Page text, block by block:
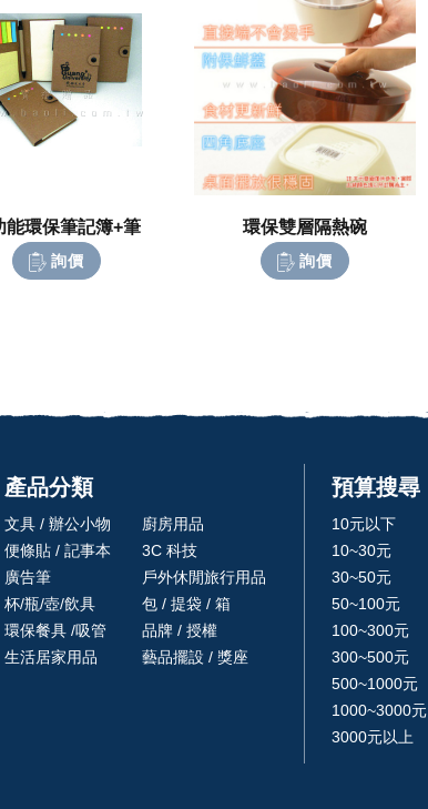
能環保筆記簿+筆
詢價
環保雙層隔熱碗
詢價
產品分類
文具 / 辦公小物
便條貼 / 記事本
廣告筆
杯/瓶/壺/飲具
環保餐具 /吸管
生活居家用品
廚房用品
3C 科技
戶外休閒旅行用品
包 / 提袋 / 箱
品牌 / 授權
藝品擺設 / 獎座
預算搜尋
10元以下
10~30元
30~50元
50~100元
100~300元
300~500元
500~1000元
1000~3000元
3000元以上